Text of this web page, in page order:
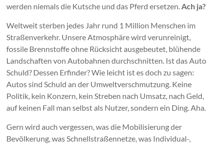
werden niemals die Kutsche und das Pferd ersetzen.Ach ja?
Weltweit sterben jedes Jahr rund 1 Million Menschen im
Straßenverkehr. Unsere Atmosphäre wird verunreinigt,
fossile Brennstoffe ohne Rücksicht ausgebeutet, blühende
Landschaften von Autobahnen durchschnitten. Ist das Auto
Schuld? Dessen Erfinder? Wie leicht ist es doch zu sagen:
Autos sind Schuld an der Umweltverschmutzung. Keine
Politik, kein Konzern, kein Streben nach Umsatz, nach Geld,
auf keinen Fall man selbst als Nutzer, sondern ein Ding. Aha.
Gern wird auch vergessen, was die Mobilisierung der
Bevölkerung, was Schnellstraßennetze, was Individual-,